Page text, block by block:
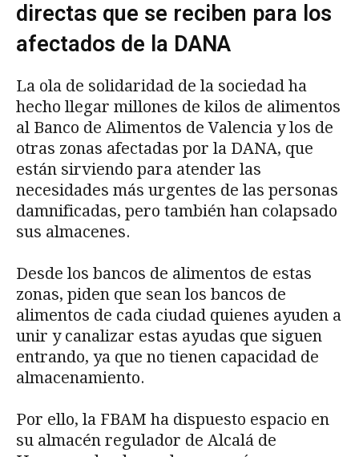
directas que se reciben para los
afectados de la DANA
La ola de solidaridad de la sociedad ha
hecho llegar millones de kilos de alimentos
al Banco de Alimentos de Valencia y los de
otras zonas afectadas por la DANA, que
están sirviendo para atender las
necesidades más urgentes de las personas
damnificadas, pero también han colapsado
sus almacenes.
Desde los bancos de alimentos de estas
zonas, piden que sean los bancos de
alimentos de cada ciudad quienes ayuden a
unir y canalizar estas ayudas que siguen
entrando, ya que no tienen capacidad de
almacenamiento.
Por ello, la FBAM ha dispuesto espacio en
su almacén regulador de Alcalá de